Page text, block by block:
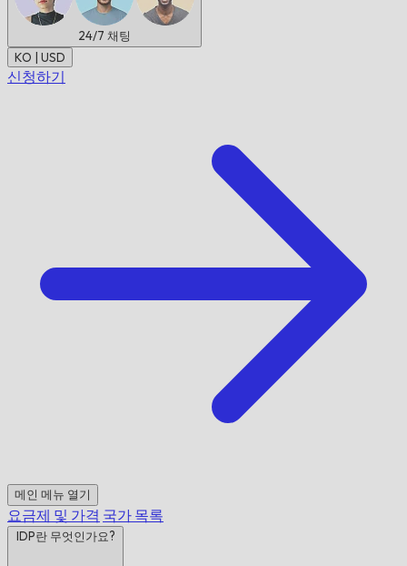
24/7 채팅
KO | USD
신청하기
메인 메뉴 열기
요금제 및 가격 국가 목록
IDP란 무엇인가요?